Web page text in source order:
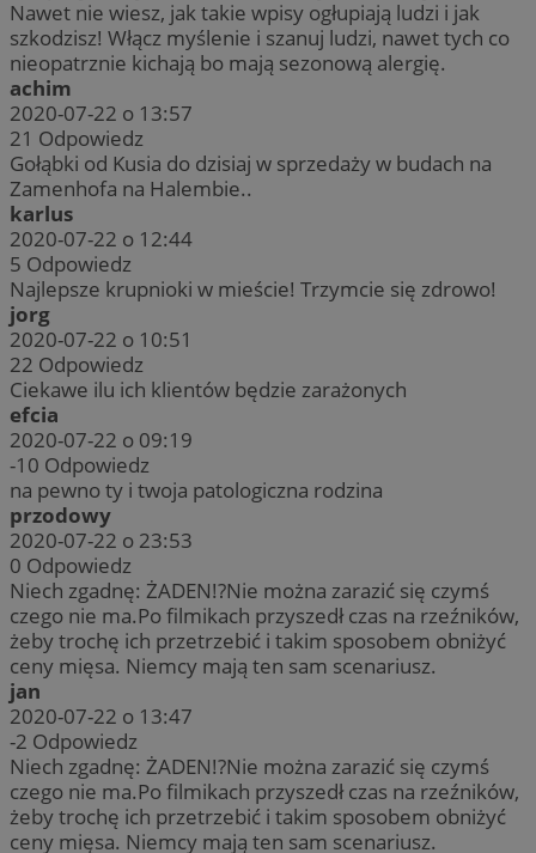
Nawet nie wiesz, jak takie wpisy ogłupiają ludzi i jak
szkodzisz! Włącz myślenie i szanuj ludzi, nawet tych co
nieopatrznie kichają bo mają sezonową alergię.
achim
2020-07-22 o 13:57
21 Odpowiedz
Gołąbki od Kusia do dzisiaj w sprzedaży w budach na
Zamenhofa na Halembie..
karlus
2020-07-22 o 12:44
5 Odpowiedz
Najlepsze krupnioki w mieście! Trzymcie się zdrowo!
jorg
2020-07-22 o 10:51
22 Odpowiedz
Ciekawe ilu ich klientów będzie zarażonych
efcia
2020-07-22 o 09:19
-10 Odpowiedz
na pewno ty i twoja patologiczna rodzina
przodowy
2020-07-22 o 23:53
0 Odpowiedz
Niech zgadnę: ŻADEN!?Nie można zarazić się czymś
czego nie ma.Po filmikach przyszedł czas na rzeźników,
żeby trochę ich przetrzebić i takim sposobem obniżyć
ceny mięsa. Niemcy mają ten sam scenariusz.
jan
2020-07-22 o 13:47
-2 Odpowiedz
Niech zgadnę: ŻADEN!?Nie można zarazić się czymś
czego nie ma.Po filmikach przyszedł czas na rzeźników,
żeby trochę ich przetrzebić i takim sposobem obniżyć
ceny mięsa. Niemcy mają ten sam scenariusz.